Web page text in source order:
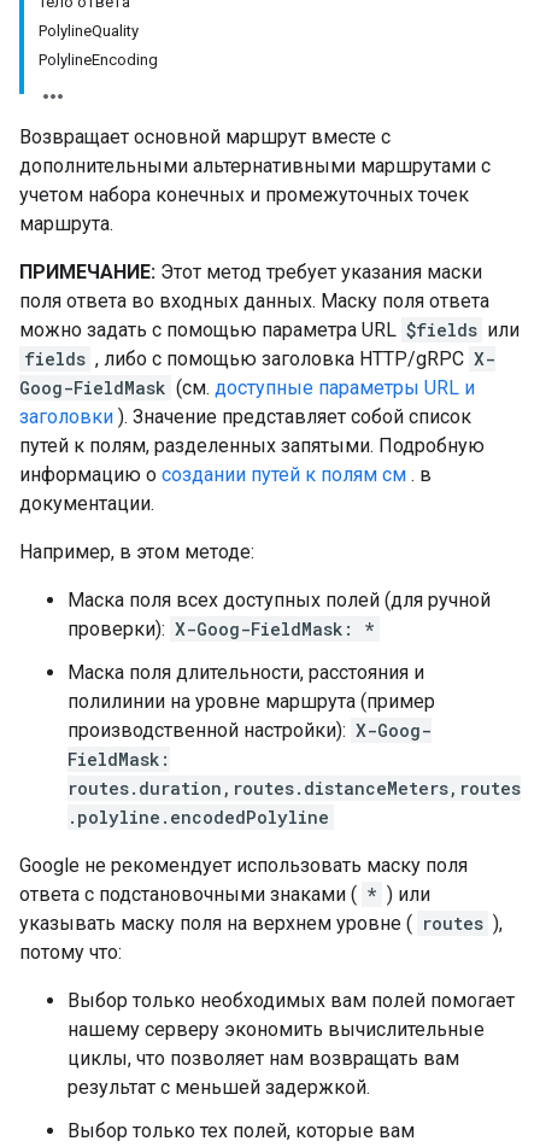
PolylineQuality
PolylineEncoding
Возвращает основной маршрут вместе с
дополнительными альтернативными маршрутами с
учетом набора конечных и промежуточных точек
маршрута.
ПРИМЕЧАНИЕ: Этот метод требует указания маски
поля ответа во входных данных. Маску поля ответа
можно задать с помощью параметра URL $fields или
fields , либо с помощью заголовка HTTP/gRPC X-
Goog-FieldMask (см. доступные параметры URL и
заголовки ). Значение представляет собой список
путей к полям, разделенных запятыми. Подробную
информацию о создании путей к полям см . в
документации.
Например, в этом методе:
Маска поля всех доступных полей (для ручной
проверки): X-Goog-FieldMask: *
Маска поля длительности, расстояния и
полилинии на уровне маршрута (пример
производственной настройки): X-Goog-
FieldMask:
routes.duration,routes.distanceMeters,routes
.polyline.encodedPolyline
Google не рекомендует использовать маску поля
ответа с подстановочными знаками ( * ) или
указывать маску поля на верхнем уровне ( routes ),
потому что:
Выбор только необходимых вам полей помогает
нашему серверу экономить вычислительные
циклы, что позволяет нам возвращать вам
результат с меньшей задержкой.
Выбор только тех полей, которые вам